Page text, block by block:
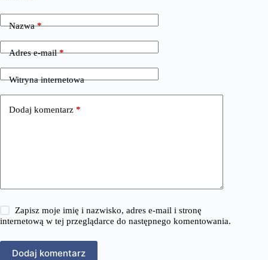
Nazwa*
Adres e-mail*
Witryna internetowa
Dodaj komentarz *
Zapisz moje imię i nazwisko, adres e-mail i stronę
internetową w tej przeglądarce do następnego komentowania.
Dodaj komentarz